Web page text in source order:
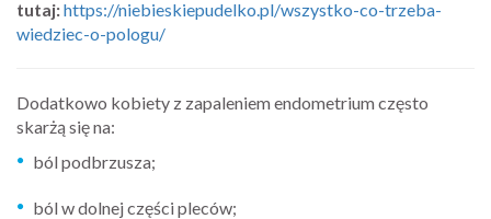
tutaj:https://niebieskiepudelko.pl/wszystko-co-trzeba-
wiedziec-o-pologu/
Dodatkowo kobiety z zapaleniem endometrium często
skarżą się na:
ból podbrzusza;
ból w dolnej części pleców;